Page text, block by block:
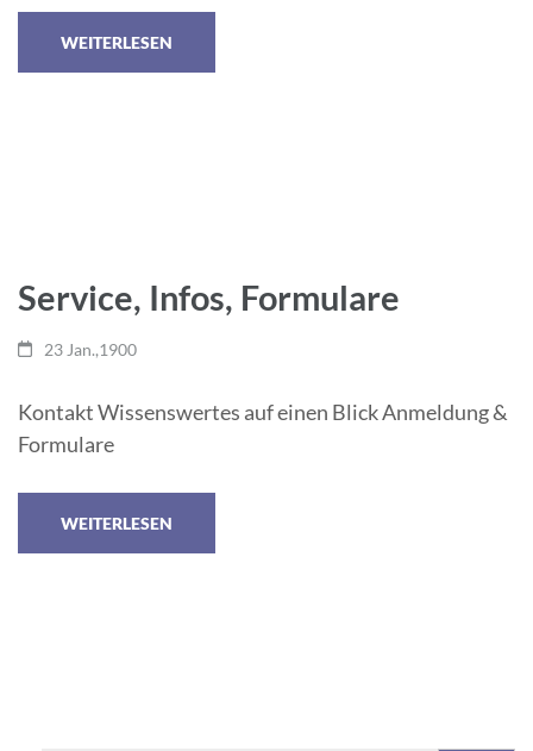
WEITERLESEN
Service, Infos, Formulare
23 Jan.,1900
Kontakt Wissenswertes auf einen Blick Anmeldung &
Formulare
WEITERLESEN